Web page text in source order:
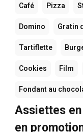
Café Pizza
Domino Gratin
Tartiflette
Cookies Film
Fondant au
Assiettes
en